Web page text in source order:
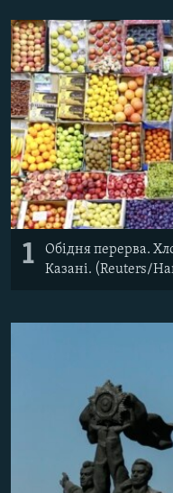
Усі сайти RFE/RL
1
Обідня перерва.
Казані. (Reuters/